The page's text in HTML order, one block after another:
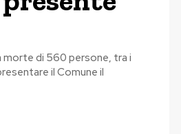
morte di 560 persone, tra i
il Comune il